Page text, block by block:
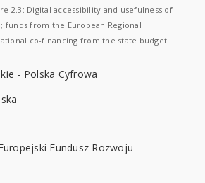
2.3: Digital accessibility and usefulness of
from the European Regional
co-financing from the state budget.